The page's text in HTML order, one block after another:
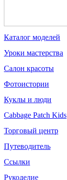
Каталог моделей
Уроки мастерства
Салон красоты
Фотоистории
Куклы и люди
Cabbage Patch Kids
Торговый центр
Путеводитель
Ссылки
Рукоделие